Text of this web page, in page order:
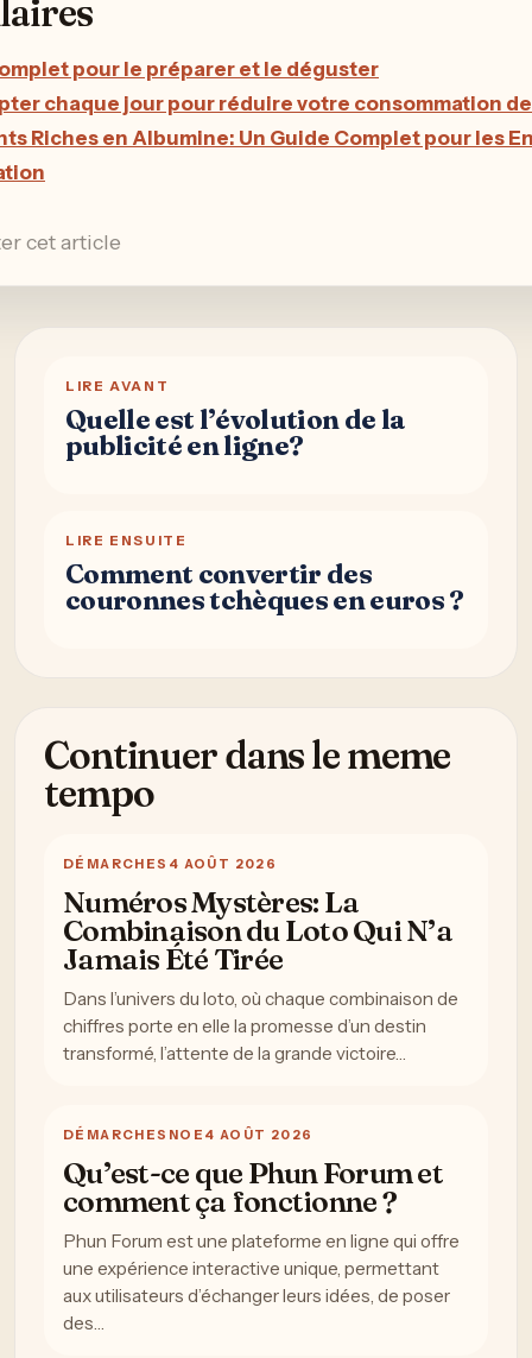
pour le préparer et le déguster
chaque jour pour réduire votre consommation
Riches en Albumine: Un Guide Complet pour les
cet article
LIRE AVANT
Quelle est l’évolution de la
publicité en ligne?
LIRE ENSUITE
Comment convertir des
couronnes tchèques en euros ?
Continuer dans le meme
tempo
DÉMARCHES 4 AOÛT 2026
Numéros Mystères: La
Combinaison du Loto Qui N’a
Jamais Été Tirée
Dans l’univers du loto, où chaque combinaison de
chiffres porte en elle la promesse d’un destin
transformé, l’attente de la grande victoire…
DÉMARCHES NOE 4 AOÛT 2026
Qu’est-ce que Phun Forum et
comment ça fonctionne ?
Phun Forum est une plateforme en ligne qui offre
une expérience interactive unique, permettant
aux utilisateurs d’échanger leurs idées, de poser
des…